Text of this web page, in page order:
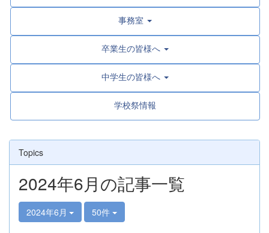
事務室
卒業生の皆様へ
中学生の皆様へ
学校祭情報
Topics
2024年6月の記事一覧
2024年6月 50件